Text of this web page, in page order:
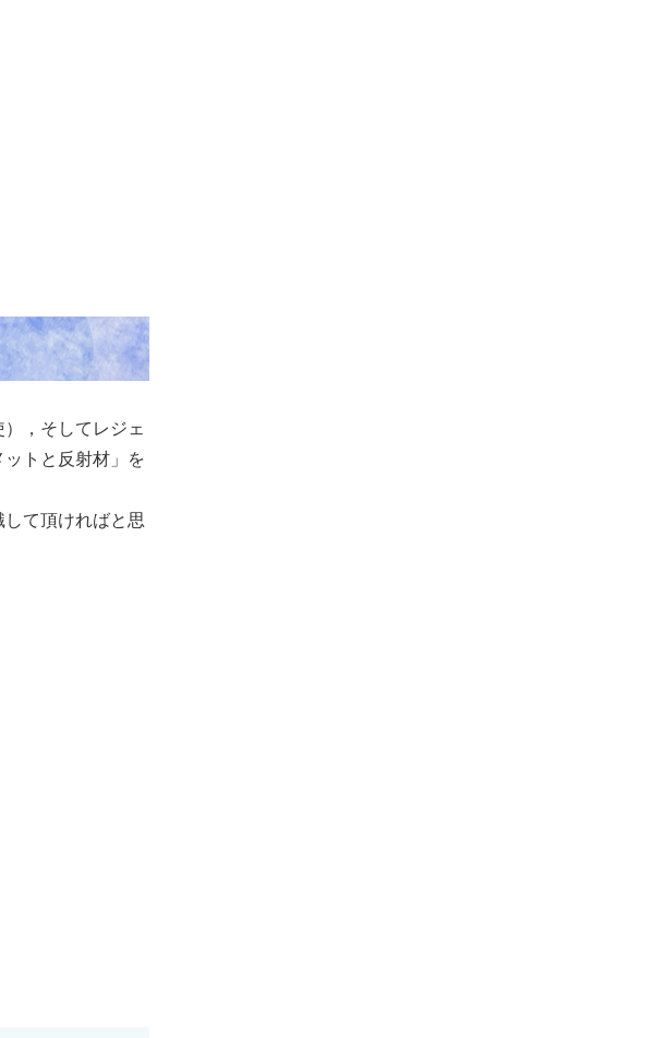
，そしてレジェ
トと反射材」を
て頂ければと思